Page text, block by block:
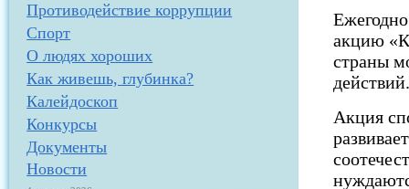
Противодействие коррупции
Спорт
О людях хороших
Как живешь, глубинка?
Калейдоскоп
Конкурсы
Документы
Новости
акцию
страны
Акция